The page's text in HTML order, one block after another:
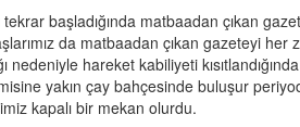
başladığında matbaadan çıkan
da matbaadan çıkan gazeteyi
nedeniyle hareket kabiliyeti
yakın çay bahçesinde buluşur
kapalı bir mekan olurdu.